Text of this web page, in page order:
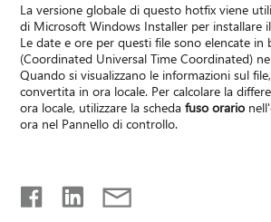
La versione globale di questo hotfix viene
di Microsoft Windows Installer per installare
Le date e ore per questi file sono elencate in
(Coordinated Universal Time Coordinated)
Quando si visualizzano le informazioni sul
convertita in ora locale. Per calcolare la
ora locale, utilizzare la schedafuso orario
ora nel Pannello di controllo.